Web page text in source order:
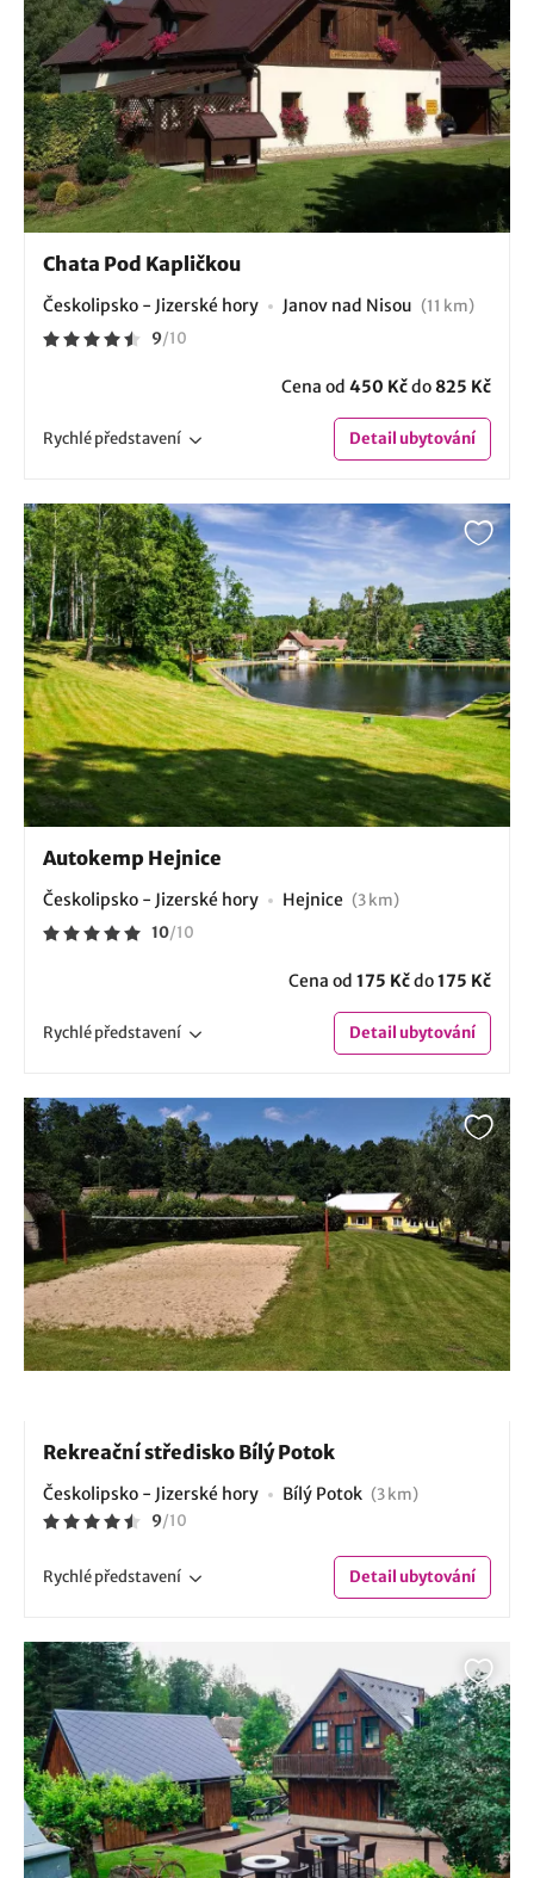
Chata Pod Kapličkou
Českolipsko - Jizerské hory Janov nad Nisou (11 km)
9/10
Cena od 450 Kčdo 825 Kč
Rychlépředstavení Detailubytování
Autokemp Hejnice
Českolipsko - Jizerské hory Hejnice (3 km)
10/10
Cena od 175 Kčdo175 Kč
Rychlépředstavení Detailubytování
Rekreační středisko Bílý Potok
Českolipsko - Jizerské hory Bílý Potok (3 km)
9/10
Rychlépředstavení Detailubytování